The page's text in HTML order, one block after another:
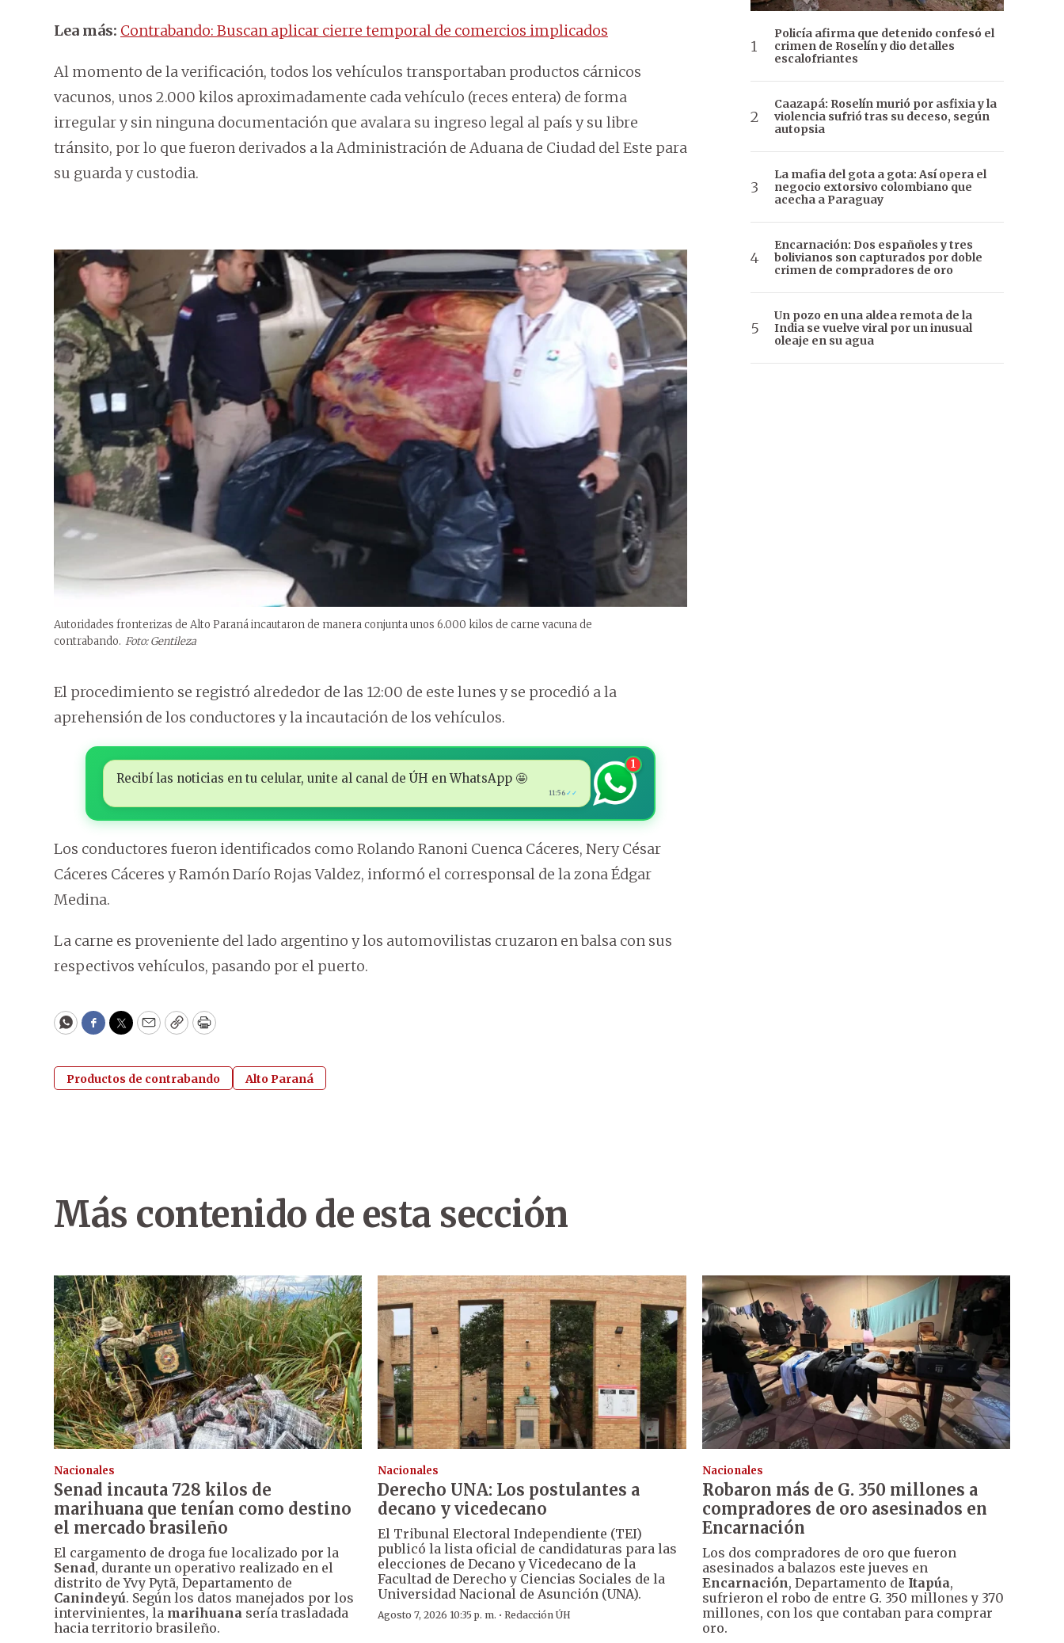
Lea más: Contrabando: Buscan aplicar cierre temporal de comercios implicados
Al momento de la verificación, todos los vehículos transportaban productos cárnicos
vacunos, unos 2.000 kilos aproximadamente cada vehículo (reces entera) de forma
irregular y sin ninguna documentación que avalara su ingreso legal al país y su libre
tránsito, por lo que fueron derivados a la Administración de Aduana de Ciudad del Este para
su guarda y custodia.
Autoridades fronterizas de Alto Paraná incautaron de manera conjunta unos 6.000 kilos de carne vacuna de
contrabando. Foto: Gentileza
El procedimiento se registró alrededor de las 12:00 de este lunes y se procedió a la
aprehensión de los conductores y la incautación de los vehículos.
Recibí las noticias en tu celular, unite al canal de ÚH en WhatsApp 🤩
11:56 ✓✓
1
Los conductores fueron identificados como Rolando Ranoni Cuenca Cáceres, Nery César
Cáceres Cáceres y Ramón Darío Rojas Valdez, informó el corresponsal de la zona Édgar
Medina.
La carne es proveniente del lado argentino y los automovilistas cruzaron en balsa con sus
respectivos vehículos, pasando por el puerto.
WhatsApp
Facebook
Twitter
EmailCopyPrint
Productos de contrabando Alto Paraná
Policía afirma que detenido confesó el
crimen de Roselín y dio detalles
escalofriantes
Caazapá: Roselín murió por asfixia y la
violencia sufrió tras su deceso, según
autopsia
La mafia del gota a gota: Así opera el
negocio extorsivo colombiano que
acecha a Paraguay
Encarnación: Dos españoles y tres
bolivianos son capturados por doble
crimen de compradores de oro
Un pozo en una aldea remota de la
India se vuelve viral por un inusual
oleaje en su agua
Más contenido de esta sección
Nacionales
Senad incauta 728 kilos de
marihuana que tenían como destino
el mercado brasileño
El cargamento de droga fue localizado por la
Senad, durante un operativo realizado en el
distrito de Yvy Pytã, Departamento de
Canindeyú. Según los datos manejados por los
intervinientes, la marihuana sería trasladada
hacia territorio brasileño.
Nacionales
Derecho UNA: Los postulantes a
decano y vicedecano
El Tribunal Electoral Independiente (TEI)
publicó la lista oficial de candidaturas para las
elecciones de Decano y Vicedecano de la
Facultad de Derecho y Ciencias Sociales de la
Universidad Nacional de Asunción (UNA).
Agosto 7, 2026 10:35 p. m. ·Redacción ÚH
Nacionales
Robaron más de G. 350 millones a
compradores de oro asesinados en
Encarnación
Los dos compradores de oro que fueron
asesinados a balazos este jueves en
Encarnación, Departamento de Itapúa,
sufrieron el robo de entre G. 350 millones y 370
millones, con los que contaban para comprar
oro.